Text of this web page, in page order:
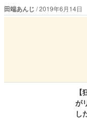
田端あんじ 2019年6月14日
が
し